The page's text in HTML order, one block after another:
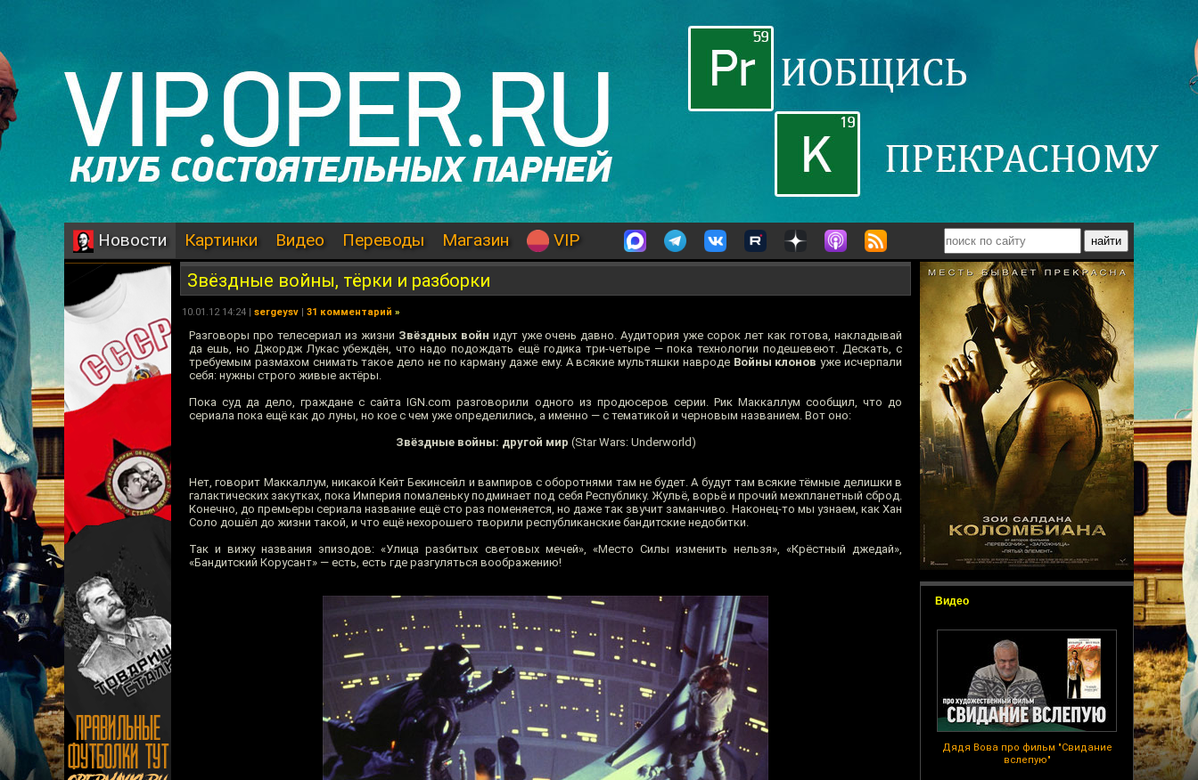
Новости Картинки Видео Переводы Магазин VIP
Видео
Дядя Вова про фильм "Свидание
вслепую"
Звёздные войны, тёрки и разборки
10.01.12 14:24 | sergeysv | 31 комментарий »
Разговоры про телесериал из жизни Звёздных войн идут уже очень давно. Аудитория уже сорок лет как готова, накладывай
да ешь, но Джордж Лукас убеждён, что надо подождать ещё годика три-четыре — пока технологии подешевеют. Дескать, с
требуемым размахом снимать такое дело не по карману даже ему. А всякие мультяшки навроде Войны клонов уже исчерпали
себя: нужны строго живые актёры.
Пока суд да дело, граждане с сайта IGN.com разговорили одного из продюсеров серии. Рик Маккаллум сообщил, что до
сериала пока ещё как до луны, но кое с чем уже определились, а именно — с тематикой и черновым названием. Вот оно:
Звёздные войны: другой мир (Star Wars: Underworld)
Нет, говорит Маккаллум, никакой Кейт Бекинсейл и вампиров с оборотнями там не будет. А будут там всякие тёмные делишки в
галактических закутках, пока Империя помаленьку подминает под себя Республику. Жульё, ворьё и прочий межпланетный сброд.
Конечно, до премьеры сериала название ещё сто раз поменяется, но даже так звучит заманчиво. Наконец-то мы узнаем, как Хан
Соло дошёл до жизни такой, и что ещё нехорошего творили республиканские бандитские недобитки.
Так и вижу названия эпизодов: «Улица разбитых световых мечей», «Место Силы изменить нельзя», «Крёстный джедай»,
«Бандитский Корусант» — есть, есть где разгуляться воображению!